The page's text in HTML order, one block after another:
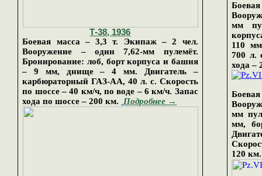
Т-38, 1936
Боевая масса – 3,3 т. Экипаж – 2 чел.
Вооружение – один 7,62-мм пулемёт.
Бронирование: лоб, борт корпуса и башня
– 9 мм, днище – 4 мм. Двигатель –
карбюраторный ГАЗ-АА, 40 л. с. Скорость
по шоссе – 40 км/ч, по воде – 6 км/ч. Запас
хода по шоссе – 200 км. Подробнее →
мм
110
700 л.
хода –
мм
мм,
120 км.